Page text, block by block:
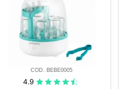
COD. BEBE0005
4.9